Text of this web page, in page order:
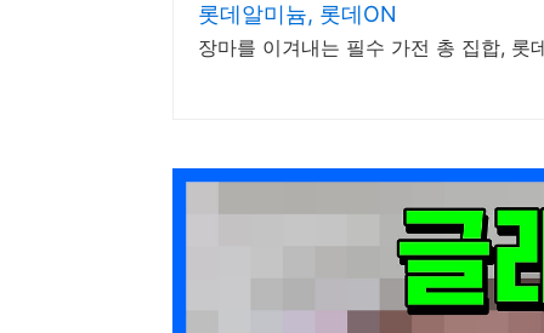
롯데알미늄, 롯데ON
장마를 이겨내는 필수 가전 총 집합, 롯